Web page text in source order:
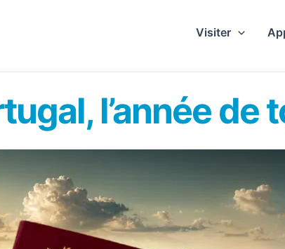
Visiter
l’année de